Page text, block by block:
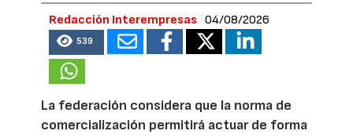
Redacción Interempresas 04/08/2026
539
La federación considera que la norma de
comercialización permitirá actuar de forma